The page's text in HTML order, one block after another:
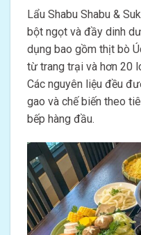
Lẩu Shabu Shabu &
bột ngọt và đầy dinh
dụng bao gồm thịt bò
từ trang trại và hơn 20
Các nguyên liệu đều
gao và chế biến theo
bếp hàng đầu.